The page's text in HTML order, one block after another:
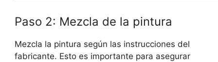
Paso 2: Mezcla de la pintura
Mezcla la pintura según las instrucciones del
fabricante. Esto es importante para asegurar